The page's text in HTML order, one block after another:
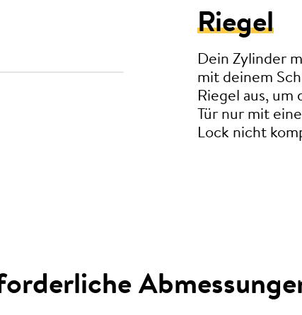
Riegel
Dein Zylinder
mit deinem
Riegel aus,
Tür nur mit
Lock nicht